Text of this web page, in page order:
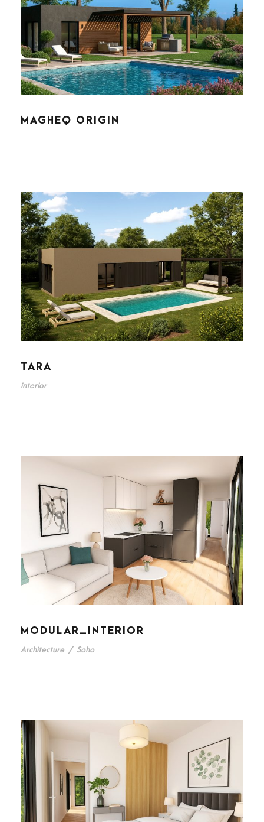
MAGHEQ ORIGIN
TARA
interior
MODULAR_INTERIOR
Architecture / Soho